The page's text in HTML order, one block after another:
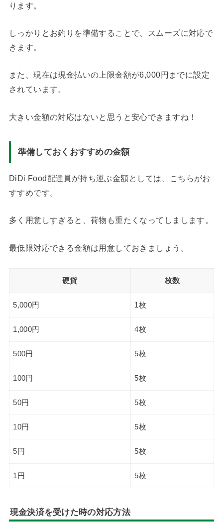
ります。
しっかりとお釣りを準備することで、スムーズに対応で
きます。
また、現在は現金払いの上限金額が6,000円までに設定
されています。
大きい金額の対応はないと思うと安心できますね！
準備しておくおすすめの金額
DiDi Food配達員が持ち運ぶ金額としては、こちらがお
すすめです。
多く用意しすぎると、荷物も重たくなってしまします。
最低限対応できる金額は用意しておきましょう。
硬貨 枚数
5,000円 1枚
1,000円 4枚
500円 5枚
100円 5枚
50円 5枚
10円 5枚
5円 5枚
1円 5枚
現金決済を受けた時の対応方法